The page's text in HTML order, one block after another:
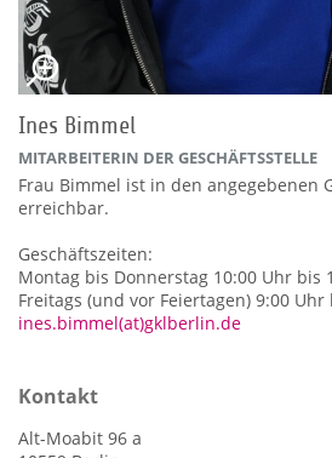
Ines Bimmel
MITARBEITERIN DER GESCHÄFTSSTELLE
Frau Bimmel ist in den angegebenen
erreichbar.
Geschäftszeiten:
Montag bis Donnerstag 10:00 Uhr bis
Freitags (und vor Feiertagen) 9:00 Uhr
ines.bimmel(at)gklberlin.de
Kontakt
Alt-Moabit 96 a